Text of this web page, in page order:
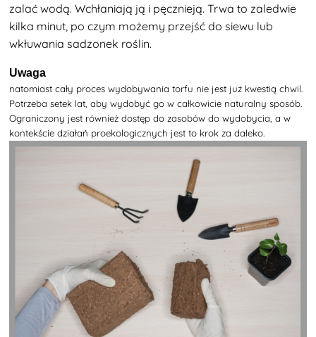
zalać wodą. Wchłaniają ją i pęcznieją. Trwa to zaledwie
kilka minut, po czym możemy przejść do siewu lub
wkłuwania sadzonek roślin.
Uwaga
natomiast cały proces wydobywania torfu nie jest już kwestią chwil.
Potrzeba setek lat, aby wydobyć go w całkowicie naturalny sposób.
Ograniczony jest również dostęp do zasobów do wydobycia, a w
kontekście działań proekologicznych jest to krok za daleko.